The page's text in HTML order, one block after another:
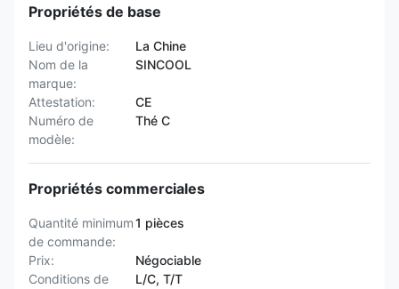
Propriétés de base
Lieu d'origine:
La Chine
Nom de la
marque:
SINCOOL
Attestation:
CE
Numéro de
modèle:
Thé C
Propriétés commerciales
Quantité minimum
de commande:
1 pièces
Prix:
Négociable
Conditions de
L/C, T/T